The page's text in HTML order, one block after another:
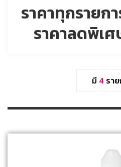
ราคาทุกรายก
ราคาลดพิเศ
มี 4 รา